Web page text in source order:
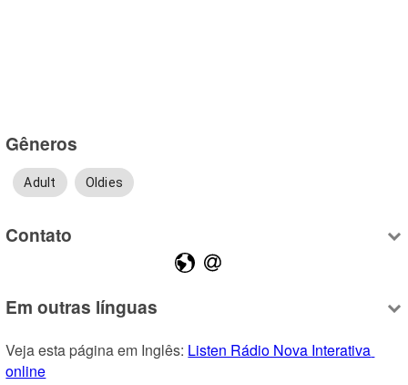
Gêneros
Adult Oldies
Contato
Em outras línguas
Veja esta página em Inglês: Listen Rádio Nova Interativa
online